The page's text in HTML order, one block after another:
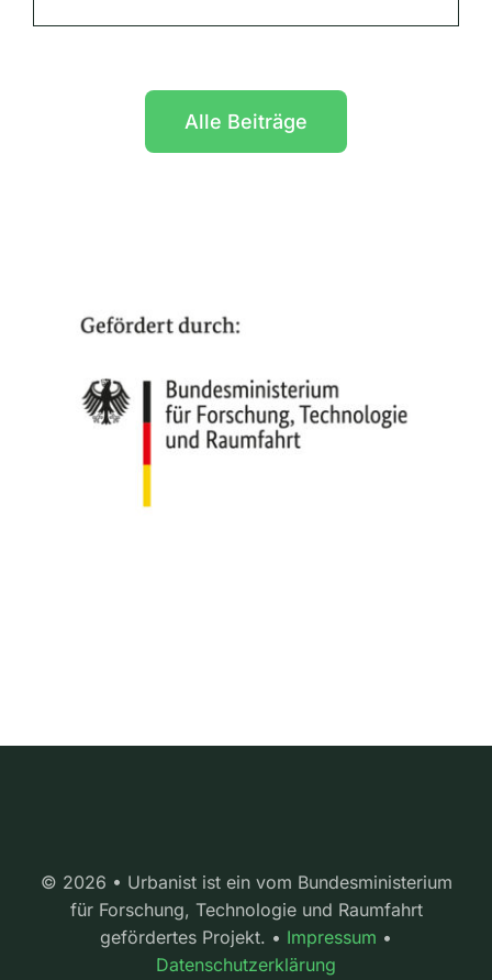
Alle Beiträge
© 2026 • Urbanist ist ein vom Bundesministerium
für Forschung, Technologie und Raumfahrt
gefördertes Projekt. • Impressum •
Datenschutzerklärung